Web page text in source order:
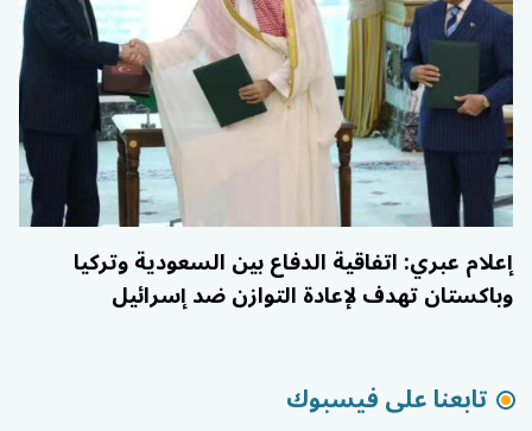
إعلام عبري: اتفاقية الدفاع بين السعودية وتركيا
وباكستان تهدف لإعادة التوازن ضد إسرائيل
تابعنا على فيسبوك